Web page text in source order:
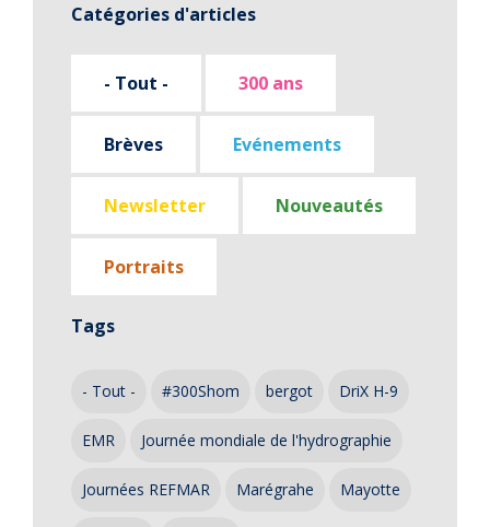
Catégories d'articles
- Tout - 300 ans
Brèves Evénements
Newsletter Nouveautés
Portraits
Tags
- Tout - #300Shom bergot DriX H-9
EMR Journée mondiale de l'hydrographie
Journées REFMAR Marégrahe Mayotte